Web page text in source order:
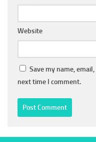
Website
Save my name,
next time I comment.